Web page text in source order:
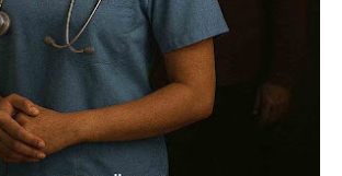
രചനാരീതി ഭംഗിയേറിയതാണ്.
കഥാപാത്രങ്ങളുടെ
ഈ നോവെല്ലകളില്‍
സമൂഹത്തിന്‍റെ വ്യത്യസ്ത
ചിന്തിയെടുത്ത കഥാശകലങ്ങളെ നമുക്കു
വായിച്ചെടുക്കാന്‍ പറ്റുന്നു
പ്രത്യേകത. ആശയത്തെ
ഇദ്ദേഹത്തിന്‍റെ ദാവീദിന്‍റെ